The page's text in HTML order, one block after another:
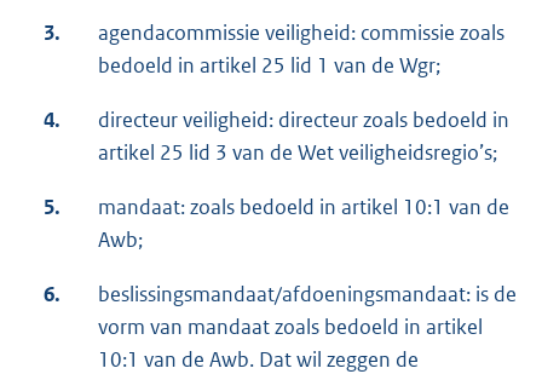
3.
agendacommissie veiligheid: commissie zoals
bedoeld in artikel 25 lid 1 van de Wgr;
4.
directeur veiligheid: directeur zoals bedoeld in
artikel 25 lid 3 van de Wet veiligheidsregio’s;
5.
mandaat: zoals bedoeld in artikel 10:1 van de
Awb;
6.
beslissingsmandaat/afdoeningsmandaat: is de
vorm van mandaat zoals bedoeld in artikel
10:1 van de Awb. Dat wil zeggen de